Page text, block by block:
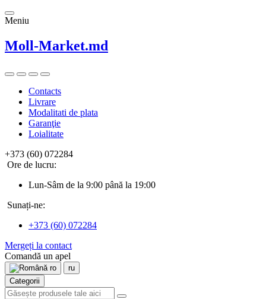
Meniu
Moll-Market.md
Contacts
Livrare
Modalitati de plata
Garanţie
Loialitate
+373 (60) 072284
Ore de lucru:
Lun-Sâm de la 9:00 până la 19:00
Sunați-ne:
+373 (60) 072284
Mergeți la contact
Comandă un apel
ro
ru
Categorii